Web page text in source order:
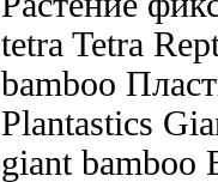
tetra Tetra
bamboo
Plantastics
giant bamboo